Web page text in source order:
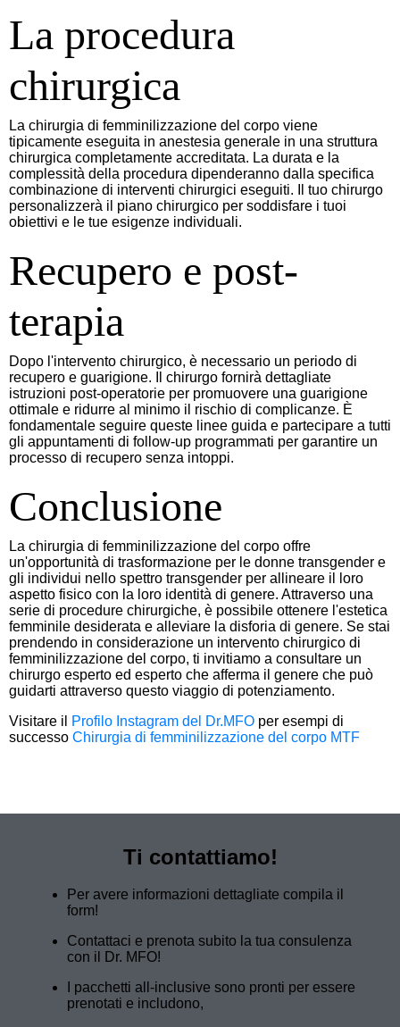
La procedura
chirurgica
La chirurgia di femminilizzazione del corpo viene
tipicamente eseguita in anestesia generale in una struttura
chirurgica completamente accreditata. La durata e la
complessità della procedura dipenderanno dalla specifica
combinazione di interventi chirurgici eseguiti. Il tuo chirurgo
personalizzerà il piano chirurgico per soddisfare i tuoi
obiettivi e le tue esigenze individuali.
Recupero e post-
terapia
Dopo l'intervento chirurgico, è necessario un periodo di
recupero e guarigione. Il chirurgo fornirà dettagliate
istruzioni post-operatorie per promuovere una guarigione
ottimale e ridurre al minimo il rischio di complicanze. È
fondamentale seguire queste linee guida e partecipare a tutti
gli appuntamenti di follow-up programmati per garantire un
processo di recupero senza intoppi.
Conclusione
La chirurgia di femminilizzazione del corpo offre
un'opportunità di trasformazione per le donne transgender e
gli individui nello spettro transgender per allineare il loro
aspetto fisico con la loro identità di genere. Attraverso una
serie di procedure chirurgiche, è possibile ottenere l'estetica
femminile desiderata e alleviare la disforia di genere. Se stai
prendendo in considerazione un intervento chirurgico di
femminilizzazione del corpo, ti invitiamo a consultare un
chirurgo esperto ed esperto che afferma il genere che può
guidarti attraverso questo viaggio di potenziamento.
Visitare il
Profilo Instagram del Dr.MFO per esempi di
successo Chirurgia di femminilizzazione del corpo MTF
Ti contattiamo!
Per avere informazioni dettagliate compila il
form!
Contattaci e prenota subito la tua consulenza
con il Dr. MFO!
I pacchetti all-inclusive sono pronti per essere
prenotati e includono,